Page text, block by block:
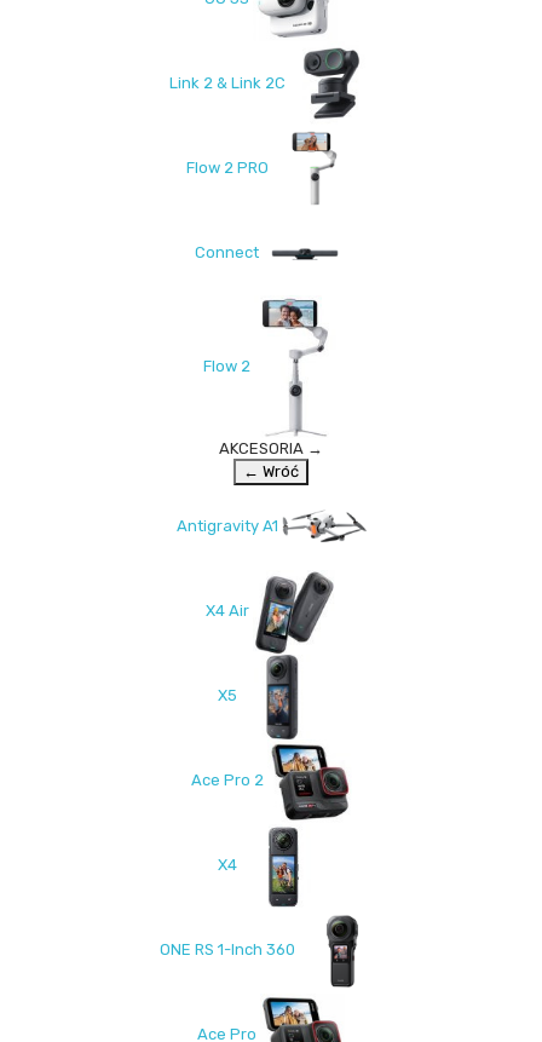
Link 2 & Link 2C
Flow 2 PRO
Connect
Flow 2
AKCESORIA →
← Wróć
Antigravity A1
X4 Air
X5
Ace Pro 2
X4
ONE RS 1-Inch 360
Ace Pro